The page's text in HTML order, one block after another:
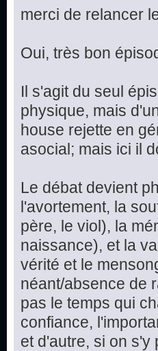
merci de relancer
Oui, très bon
Il s'agit du seul
physique, mais
house rejette en
asocial; mais ici il
Le débat devient
l'avortement, la
père, le viol), la
naissance), et la
vérité et le
néant/absence de
pas le temps qui
confiance,
et d'autre, si on s'y